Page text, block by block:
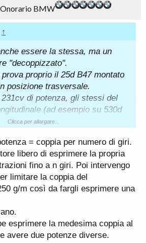
BMW
↑
essere la stessa, ma un
"decoppizzato".
proprio il 25d B47 montato
posizione trasversale.
di potenza, gli stessi del
(ad esempio su 530d
25d, ecc.), ma visto che sul
(awf8f45 che tollera sino a
la coppia motrice a
500nm del 25d longitudinale su
allo ZF8.
la potenza è uguale (231cv)
è diversa (450nm Vs 500nm).
dal 30d, dove la coppia
identica (650nm da 1500 a
però cambia la potenza (249cv
Clicca per allargare...
= coppia per numero di giri.
libero di esprimere la propria
fino a n giri. Poi intervengo
limitare la coppia del
g/m così da fargli esprimere una
esprimere la medesima coppia al
avere due potenze diverse.